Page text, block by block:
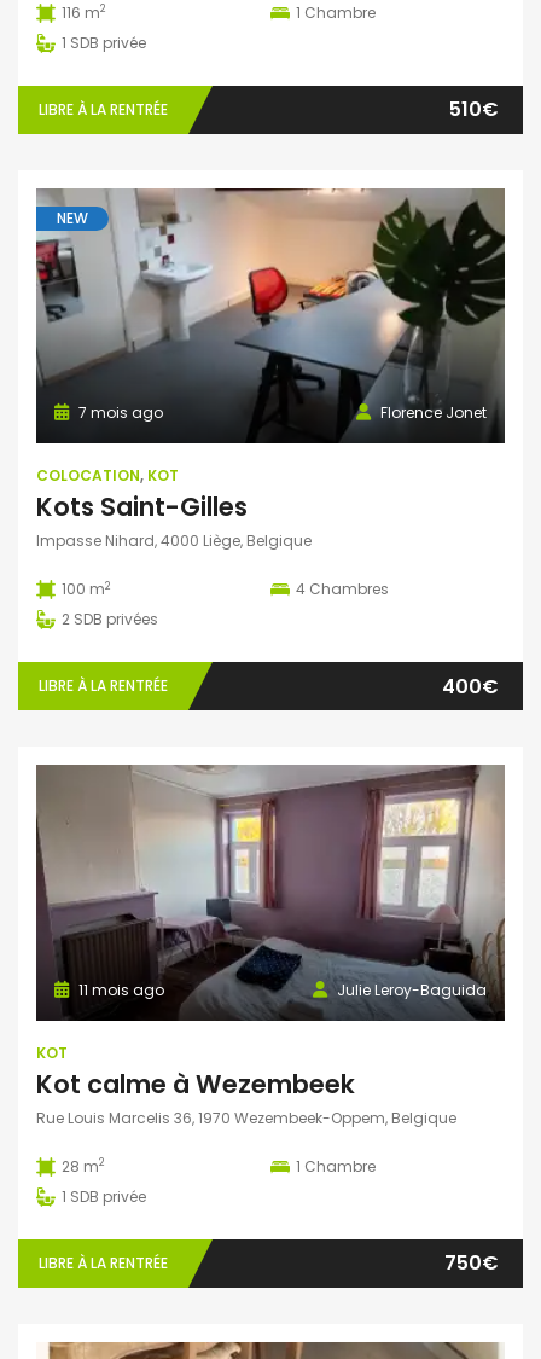
116 m2 1 Chambre
1 SDB privée
LIBRE À LA RENTRÉE 510€
NEW
Florence Jonet
7 mois ago
COLOCATION, KOT
Kots Saint-Gilles
Impasse Nihard, 4000 Liège, Belgique
100 m2 4 Chambres
2 SDB privées
LIBRE À LA RENTRÉE 400€
Julie Leroy-Baguida
11 mois ago
KOT
Kot calme à Wezembeek
Rue Louis Marcelis 36, 1970 Wezembeek-Oppem, Belgique
28 m2 1 Chambre
1 SDB privée
LIBRE À LA RENTRÉE 750€